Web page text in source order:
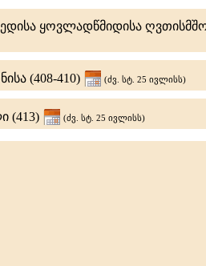
ყოვლადწმიდისა
(408-410) (ძვ. სტ. 25 ივლისს)
(413) (ძვ. სტ. 25 ივლისს)